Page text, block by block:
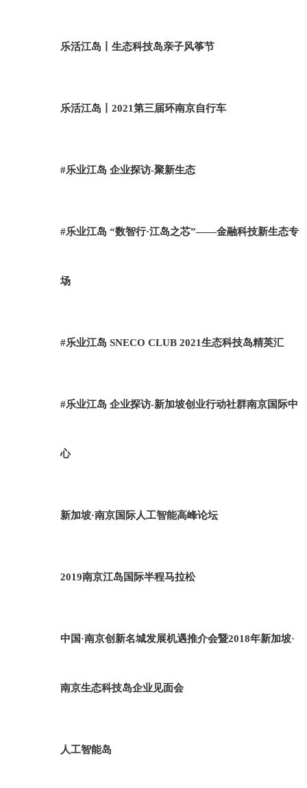
乐活江岛丨生态科技岛亲子风筝节
乐活江岛丨2021第三届环南京自行车
#乐业江岛 企业探访-聚新生态
#乐业江岛 “数智行·江岛之芯”——金融科技新生态专
场
#乐业江岛 SNECO CLUB 2021生态科技岛精英汇
#乐业江岛 企业探访-新加坡创业行动社群南京国际中
心
新加坡·南京国际人工智能高峰论坛
2019南京江岛国际半程马拉松
中国·南京创新名城发展机遇推介会暨2018年新加坡·
南京生态科技岛企业见面会
人工智能岛